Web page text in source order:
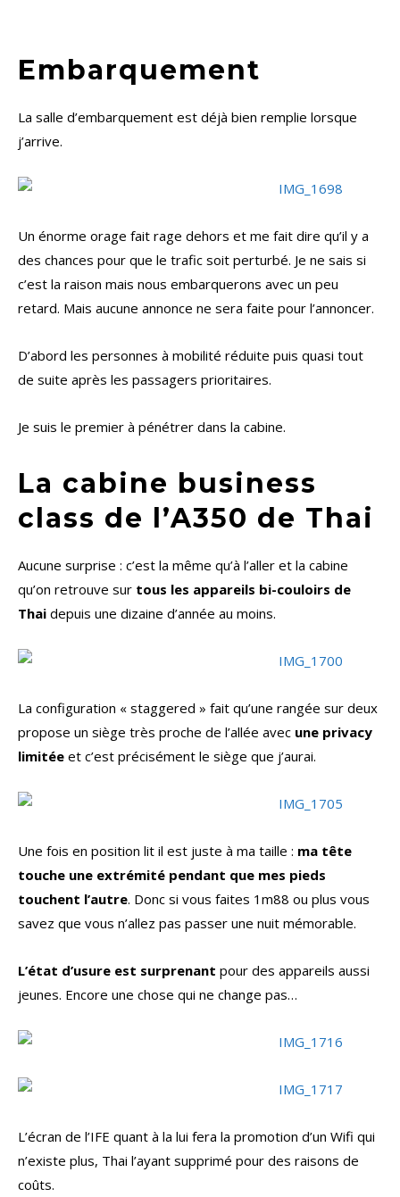
Embarquement
La salle d’embarquement est déjà bien remplie lorsque
j’arrive.
Un énorme orage fait rage dehors et me fait dire qu’il y a
des chances pour que le trafic soit perturbé. Je ne sais si
c’est la raison mais nous embarquerons avec un peu
retard. Mais aucune annonce ne sera faite pour l’annoncer.
D’abord les personnes à mobilité réduite puis quasi tout
de suite après les passagers prioritaires.
Je suis le premier à pénétrer dans la cabine.
La cabine business
class de l’A350 de Thai
Aucune surprise : c’est la même qu’à l’aller et la cabine
qu’on retrouve sur tous les appareils bi-couloirs de
Thai depuis une dizaine d’année au moins.
La configuration « staggered » fait qu’une rangée sur deux
propose un siège très proche de l’allée avec une privacy
limitée et c’est précisément le siège que j’aurai.
Une fois en position lit il est juste à ma taille : ma tête
touche une extrémité pendant que mes pieds
touchent l’autre. Donc si vous faites 1m88 ou plus vous
savez que vous n’allez pas passer une nuit mémorable.
L’état d’usure est surprenant pour des appareils aussi
jeunes. Encore une chose qui ne change pas…
L’écran de l’IFE quant à la lui fera la promotion d’un Wifi qui
n’existe plus, Thai l’ayant supprimé pour des raisons de
coûts.